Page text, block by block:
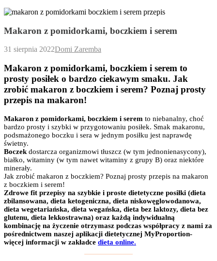
Makaron z pomidorkami, boczkiem i serem
31 sierpnia 2022Domi Zaremba
Makaron z pomidorkami, boczkiem i serem to
prosty posiłek o bardzo ciekawym smaku. Jak
zrobić makaron z boczkiem i serem? Poznaj prosty
przepis na makaron!
Makaron z pomidorkami, boczkiem i serem to niebanalny, choć
bardzo prosty i szybki w przygotowaniu posiłek. Smak makaronu,
podsmażonego boczku i sera w jednym posiłku jest naprawdę
świetny.
Boczek dostarcza organizmowi tłuszcz (w tym jednonienasycony),
białko, witaminy (w tym nawet witaminy z grupy B) oraz niektóre
minerały.
Jak zrobić makaron z boczkiem? Poznaj prosty przepis na makaron
z boczkiem i serem!
Zdrowe fit przepisy na szybkie i proste dietetyczne posiłki (dieta
zbilansowana, dieta ketogeniczna, dieta niskowęglowodanowa,
dieta wegetariańska, dieta wegańska, dieta bez laktozy, dieta bez
glutenu, dieta lekkostrawna) oraz każdą indywidualną
kombinację na życzenie otrzymasz podczas współpracy z nami za
pośrednictwem naszej aplikacji dietetycznej MyProportion-
więcej informacji w zakładce dieta online.